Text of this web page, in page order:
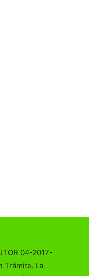
04-2017-
Trámite. La